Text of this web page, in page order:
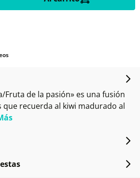
Fruta de la pasión» es una fusión
recuerda al kiwi madurado al